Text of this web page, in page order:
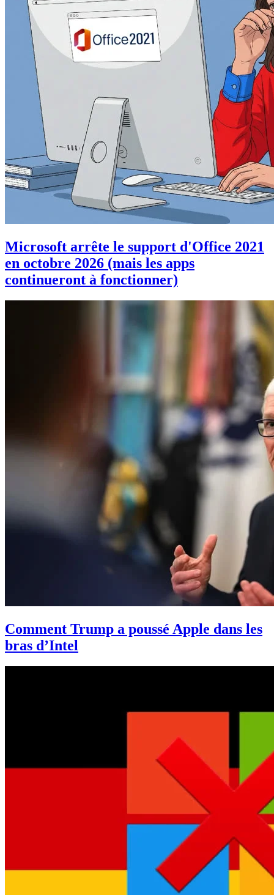
Microsoft arrête le support d'Office 2021
en octobre 2026 (mais les apps
continueront à fonctionner)
Comment Trump a poussé Apple dans les
bras d’Intel